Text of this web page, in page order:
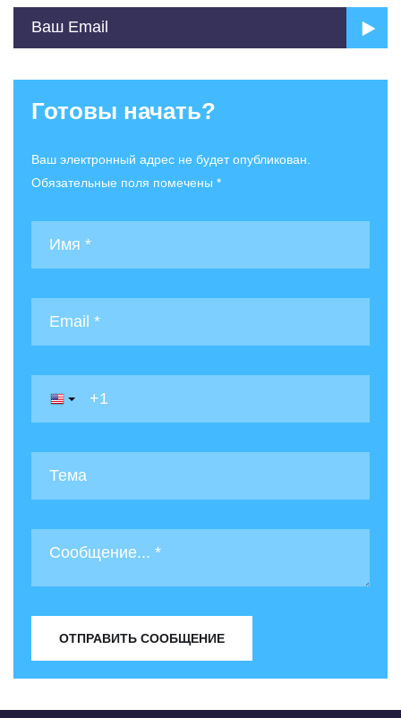
Готовы начать?
Ваш электронный адрес не будет опубликован.
Обязательные поля помечены *
ОТПРАВИТЬ СООБЩЕНИЕ